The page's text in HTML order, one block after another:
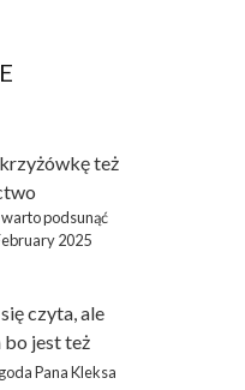
krzyżówkęteż
podsunąć
2025
czyta, ale
jest też
Pana Kleksa